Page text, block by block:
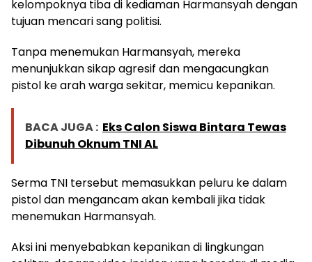
kelompoknya tiba di kediaman Harmansyah dengan
tujuan mencari sang politisi.
Tanpa menemukan Harmansyah, mereka
menunjukkan sikap agresif dan mengacungkan
pistol ke arah warga sekitar, memicu kepanikan.
BACA JUGA : Eks Calon Siswa Bintara Tewas
Dibunuh Oknum TNI AL
Serma TNI tersebut memasukkan peluru ke dalam
pistol dan mengancam akan kembali jika tidak
menemukan Harmansyah.
Aksi ini menyebabkan kepanikan di lingkungan